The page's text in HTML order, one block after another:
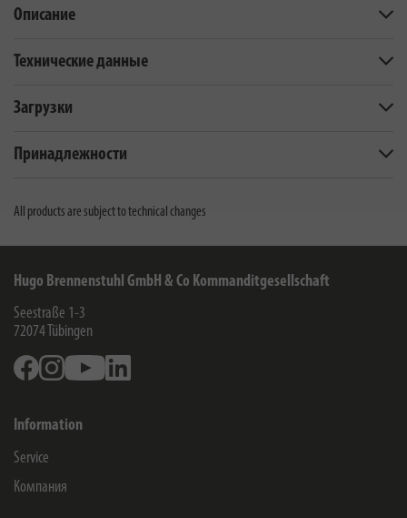
Описание
Технические данные
Загрузки
Принадлежности
All products are subject to technical changes
Hugo Brennenstuhl GmbH & Co Kommanditgesellschaft
Seestraße 1-3
72074 Tübingen
FacebookInstagramYoutube
Information
Service
Компания